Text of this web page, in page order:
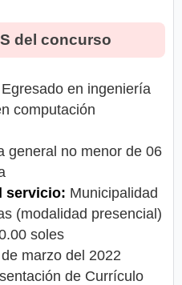
del concurso
Egresado en ingeniería
computación
general no menor de 06
servicio: Municipalidad
(modalidad presencial)
soles
marzo del 2022
de Currículo